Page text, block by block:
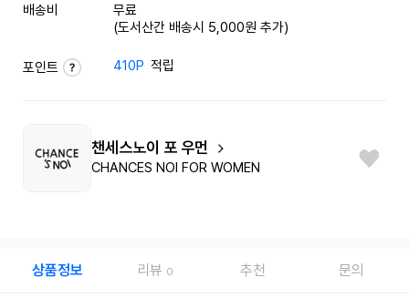
배송비
무료
(도서산간 배송시 5,000원 추가)
포인트 410P 적립
챈세스노이 포 우먼
CHANCES NOI FOR WOMEN
상품정보 리뷰 0 추천 문의